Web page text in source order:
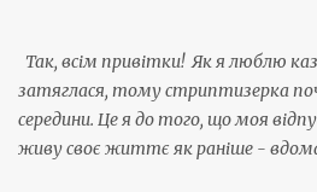
Так, всім привітки! Як я люблю
затяглася, тому стриптизерка
середини. Це я до того, що моя
живу своє життє як раніше -